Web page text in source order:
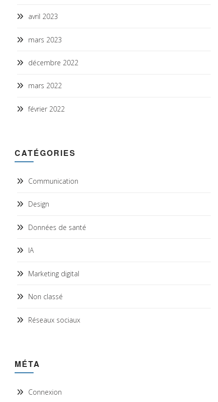
avril 2023
mars 2023
décembre 2022
mars 2022
février 2022
CATÉGORIES
Communication
Design
Données de santé
IA
Marketing digital
Non classé
Réseaux sociaux
MÉTA
Connexion